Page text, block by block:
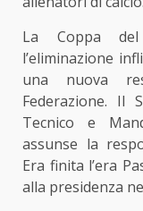
La Coppa
l’eliminazione
una nuova
Federazione. Il
Tecnico e
assunse la
Era finita l’era
alla presidenza